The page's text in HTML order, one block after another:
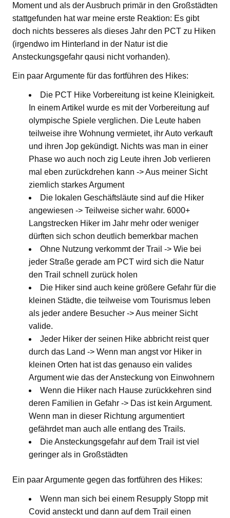
Moment und als der Ausbruch primär in den Großstädten
stattgefunden hat war meine erste Reaktion: Es gibt
doch nichts besseres als dieses Jahr den PCT zu Hiken
(irgendwo im Hinterland in der Natur ist die
Ansteckungsgefahr qausi nicht vorhanden).
Ein paar Argumente für das fortführen des Hikes:
Die PCT Hike Vorbereitung ist keine Kleinigkeit.
In einem Artikel wurde es mit der Vorbereitung auf
olympische Spiele verglichen. Die Leute haben
teilweise ihre Wohnung vermietet, ihr Auto verkauft
und ihren Jop gekündigt. Nichts was man in einer
Phase wo auch noch zig Leute ihren Job verlieren
mal eben zurückdrehen kann -> Aus meiner Sicht
ziemlich starkes Argument
Die lokalen Geschäftsläute sind auf die Hiker
angewiesen -> Teilweise sicher wahr. 6000+
Langstrecken Hiker im Jahr mehr oder weniger
dürften sich schon deutlich bemerkbar machen
Ohne Nutzung verkommt der Trail -> Wie bei
jeder Straße gerade am PCT wird sich die Natur
den Trail schnell zurück holen
Die Hiker sind auch keine größere Gefahr für die
kleinen Städte, die teilweise vom Tourismus leben
als jeder andere Besucher -> Aus meiner Sicht
valide.
Jeder Hiker der seinen Hike abbricht reist quer
durch das Land -> Wenn man angst vor Hiker in
kleinen Orten hat ist das genauso ein valides
Argument wie das der Ansteckung von Einwohnern
Wenn die Hiker nach Hause zurückkehren sind
deren Familien in Gefahr -> Das ist kein Argument.
Wenn man in dieser Richtung argumentiert
gefährdet man auch alle entlang des Trails.
Die Ansteckungsgefahr auf dem Trail ist viel
geringer als in Großstädten
Ein paar Argumente gegen das fortführen des Hikes:
Wenn man sich bei einem Resupply Stopp mit
Covid ansteckt und dann auf dem Trail einen